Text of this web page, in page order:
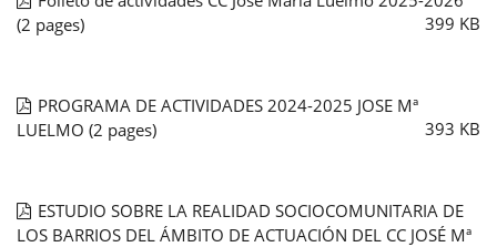
399 KB
(2 pages)
PROGRAMA DE ACTIVIDADES 2024-2025 JOSE Mª
LUELMO
393 KB
(2 pages)
ESTUDIO SOBRE LA REALIDAD SOCIOCOMUNITARIA DE
LOS BARRIOS DEL ÁMBITO DE ACTUACIÓN DEL CC JOSÉ Mª